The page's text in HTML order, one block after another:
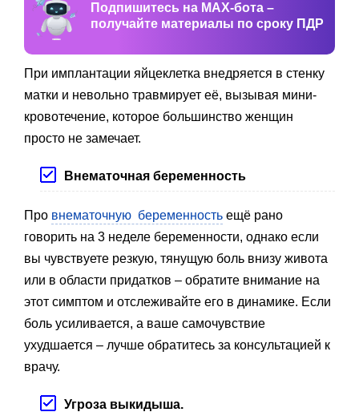
Подпишитесь на MAX-бота –
получайте материалы по сроку ПДР
При имплантации яйцеклетка внедряется в стенку
матки и невольно травмирует её, вызывая мини-
кровотечение, которое большинство женщин
просто не замечает.
Внематочная беременность
Про внематочную беременность ещё рано
говорить на 3 неделе беременности, однако если
вы чувствуете резкую, тянущую боль внизу живота
или в области придатков – обратите внимание на
этот симптом и отслеживайте его в динамике. Если
боль усиливается, а ваше самочувствие
ухудшается – лучше обратитесь за консультацией к
врачу.
Угроза выкидыша.